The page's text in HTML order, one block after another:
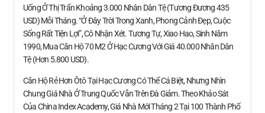
Uống Ở Thị Trấn Khoảng 3.000 Nhân Dân Tệ (tương Đương 435
USD) Mỗi Tháng. “Ở Đây Trời Trong Xanh, Phong Cảnh Đẹp, Cuộc
Sống Rất Tiện Lợi”, Cô Nhận Xét. Tương Tự, Xiao Hao, Sinh Năm
1990, Mua Căn Hộ 70 M2 Ở Hạc Cương Với Giá 40.000 Nhân Dân
Tệ (hơn 5.800 USD).
Căn Hộ Rẻ Hơn Ôtô Tại Hạc Cương Có Thể Cá Biệt, Nhưng Nhìn
Chung Giá Nhà Ở Trung Quốc Vẫn Trên Đà Giảm. Theo Khảo Sát
Của China Index Academy, Giá Nhà Mới Tháng 2 Tại 100 Thành Phố